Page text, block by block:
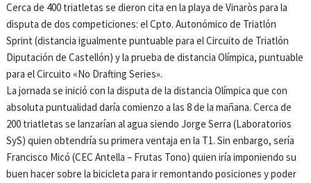
Cerca de 400 triatletas se dieron cita en la playa de Vinaròs para la
disputa de dos competiciones: el Cpto. Autonómico de Triatlón
Sprint (distancia igualmente puntuable para el Circuito de Triatlón
Diputación de Castellón) y la prueba de distancia Olímpica, puntuable
para el Circuito «No Drafting Series».
La jornada se inició con la disputa de la distancia Olímpica que con
absoluta puntualidad daría comienzo a las 8 de la mañana. Cerca de
200 triatletas se lanzarían al agua siendo Jorge Serra (Laboratorios
SyS) quien obtendría su primera ventaja en la T1. Sin enbargo, sería
Francisco Micó (CEC Antella – Frutas Tono) quien iría imponiendo su
buen hacer sobre la bicicleta para ir remontando posiciones y poder